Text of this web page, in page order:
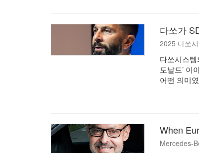
다쏘가
2025 다쏘
다쏘시스
도날드’ 이
어떤 의미
When
Mercedes-